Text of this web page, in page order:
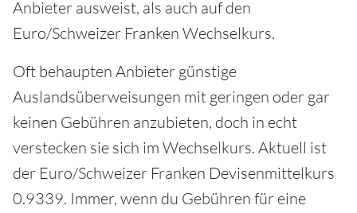
Anbieter ausweist, als auch auf den
Euro/Schweizer Franken Wechselkurs.
Oft behaupten Anbieter günstige
Auslandsüberweisungen mit geringen oder gar
keinen Gebühren anzubieten, doch in echt
verstecken sie sich im Wechselkurs. Aktuell ist
der Euro/Schweizer Franken Devisenmittelkurs
0.9339. Immer, wenn du Gebühren für eine